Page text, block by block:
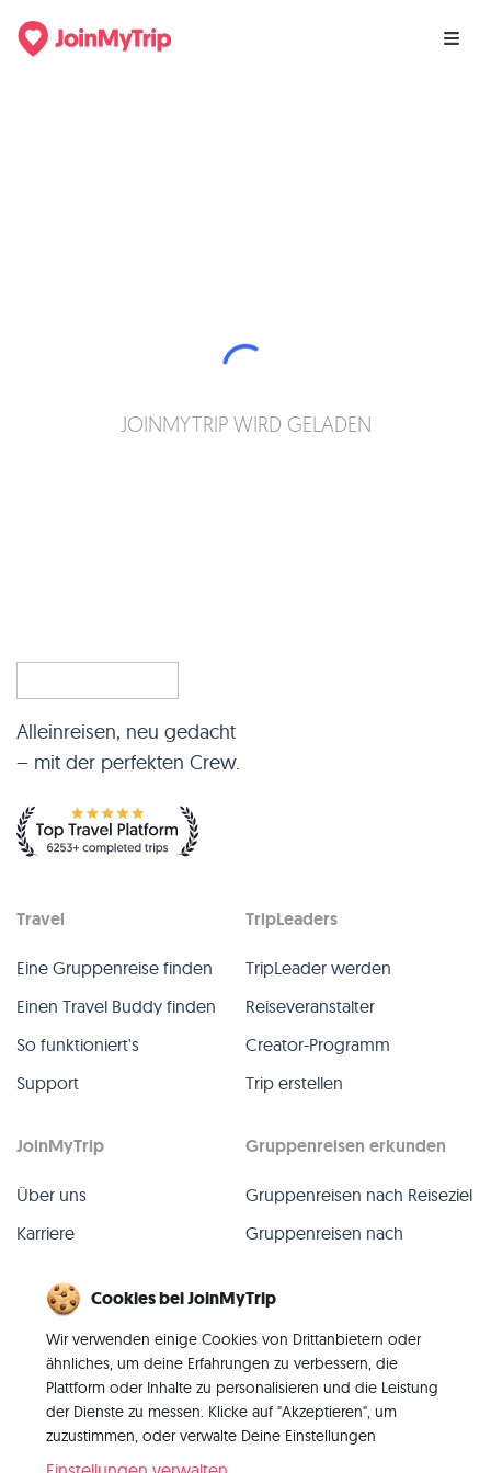
JOINMYTRIP WIRD GELADEN
Alleinreisen, neu gedacht
– mit der perfekten Crew.
Travel
Eine Gruppenreise finden
Einen Travel Buddy finden
So funktioniert's
Support
TripLeaders
TripLeader werden
Reiseveranstalter
Creator-Programm
Trip erstellen
JoinMyTrip
Über uns
Karriere
Blog
Kontakt
Gruppenreisen erkunden
Gruppenreisen nach Reiseziel
Gruppenreisen nach
Alle Gruppenreisen
Vergangene Gruppenreisen
Alle Kategorien
Cookies bei JoinMyTrip
Wir verwenden einige Cookies von Drittanbietern oder
ähnliches, um deine Erfahrungen zu verbessern, die
Plattform oder Inhalte zu personalisieren und die Leistung
der Dienste zu messen. Klicke auf "Akzeptieren", um
zuzustimmen, oder verwalte Deine Einstellungen